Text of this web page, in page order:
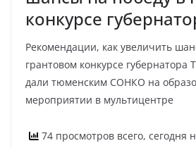
конкурсе
Рекомендации, как увеличить
грантовом конкурсе губернатора
дали тюменским СОНКО на
мероприятии в мультицентре
74 просмотров всего, сегодня